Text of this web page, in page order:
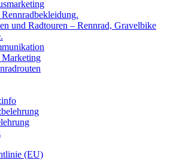
und Radtouren – Rennrad, Gravelbike
(EU)